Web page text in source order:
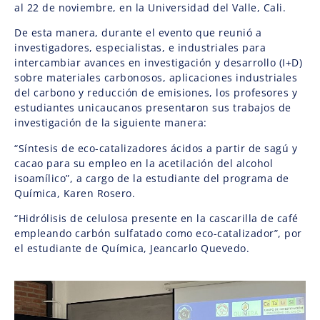
al 22 de noviembre, en la Universidad del Valle, Cali.
De esta manera, durante el evento que reunió a
investigadores, especialistas, e industriales para
intercambiar avances en investigación y desarrollo (I+D)
sobre materiales carbonosos, aplicaciones industriales
del carbono y reducción de emisiones, los profesores y
estudiantes unicaucanos presentaron sus trabajos de
investigación de la siguiente manera:
“Síntesis de eco-catalizadores ácidos a partir de sagú y
cacao para su empleo en la acetilación del alcohol
isoamílico”, a cargo de la estudiante del programa de
Química, Karen Rosero.
“Hidrólisis de celulosa presente en la cascarilla de café
empleando carbón sulfatado como eco-catalizador”, por
el estudiante de Química, Jeancarlo Quevedo.